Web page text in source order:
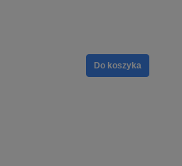
Do koszyka